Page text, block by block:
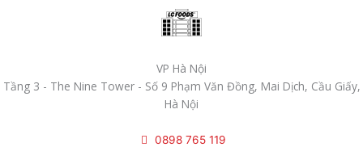
VP Hà Nội
Tầng 3 - The Nine Tower - Số 9 Phạm Văn Đồng, Mai Dịch, Cầu Giấy,
Hà Nội
0898 765 119